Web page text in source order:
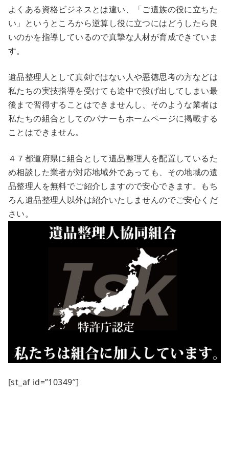
よくある資格ビジネスとは違い、「ご遺族の役に立ちた
い」というところから逆算し役に立つにはどうしたら良
いのかを指導しているので真摯な人材が育成できていま
す。
遺品整理人として真剣ではない人や悪徳思考の方などは
私たちの実技指導を受けても途中で投げ出してしまい最
後まで習得することはできませんし、そのような業者は
私たちの組合としてのバナーもホームページに掲載する
ことはできません。
４７都道府県に組合として遺品整理人を配置しているた
め相談した業者が対応地域外であっても、その地域の遺
品整理人を無料でご紹介しますので安心できます。もち
ろん遺品整理人以外は紹介いたしませんのでご安心くだ
さい。
[st_af id=”10349″]